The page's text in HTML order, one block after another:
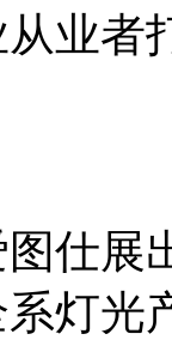
业者
仕展
灯光